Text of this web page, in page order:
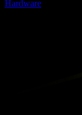
Hardware